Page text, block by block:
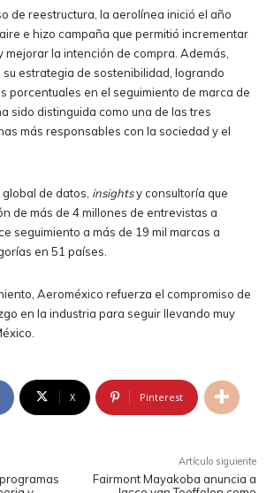
de reestructura, la aerolínea inició el año
e hizo campaña que permitió incrementar
mejorar la intención de compra. Además,
estrategia de sostenibilidad, logrando
porcentuales en el seguimiento de marca de
sido distinguida como una de las tres
más responsables con la sociedad y el
de datos, insightsy consultoría que
de más de 4 millones de entrevistas a
seguimiento a más de 19 mil marcas a
en 51 países.
Aeroméxico refuerza el compromiso de
en la industria para seguir llevando muy
X Pinterest
Artículo siguiente
Fairmont Mayakoba anuncia a